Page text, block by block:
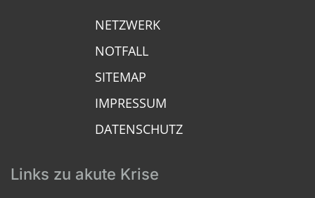
NETZWERK
NOTFALL
SITEMAP
IMPRESSUM
DATENSCHUTZ
Links zu akute Krise